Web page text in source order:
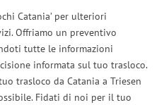
Catania’ per ulteriori
Offriamo un preventivo
tutte le informazioni
informata sul tuo trasloco.
trasloco da Catania a Triesen
Fidati di noi per il tuo